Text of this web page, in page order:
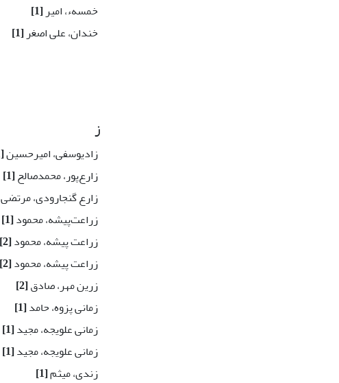
خمسهء، امیر[1]
خندان، علی اصغر[1]
ز
زادیوسفی، امیرحسین[1]
زارع‌پور، محمدصالح[1]
زارع گنجارودی، مرتضی
زراعت‌پیشه، محمود[1]
زراعت پیشه، محمود[2]
زراعت پیشه، محمود[2]
زرین مهر، صادق[2]
زمانی پزوه، حامد[1]
زمانی علویجه، مجید[1]
زمانی علویجه، مجید[1]
زندی، میثم[1]